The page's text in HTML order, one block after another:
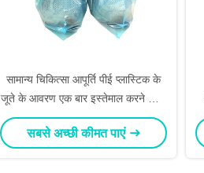
सामान्य चिकित्सा आपूर्ति पीई प्लास्टिक के
जूते के आवरण एक बार इस्तेमाल करने योग्य
सुरक्षा
सबसे अच्छी कीमत पाएं